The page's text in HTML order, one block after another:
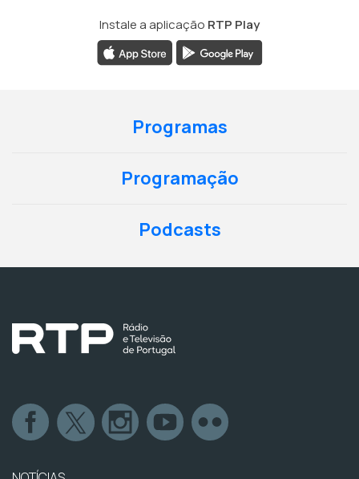
Instale a aplicação RTP Play
Programas
Programação
Podcasts